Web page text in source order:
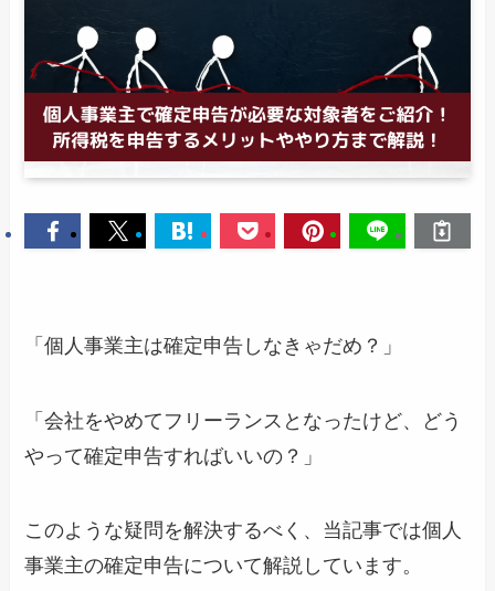
「個人事業主は確定申告しなきゃだめ？」
「会社をやめてフリーランスとなったけど、どう
やって確定申告すればいいの？」
このような疑問を解決するべく、当記事では個人
事業主の確定申告について解説しています。